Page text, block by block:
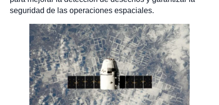
seguridad de las operaciones espaciales.